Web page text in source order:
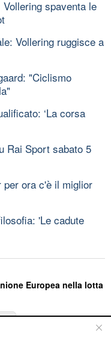
spaventa le
Vollering ruggisce a
"Ciclismo
‘La corsa
Rai Sport sabato 5
per ora c'è il miglior
'Le cadute
Europea nella lotta